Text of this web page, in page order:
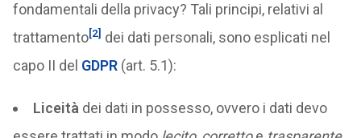
fondamentali della privacy? Tali principi, relativi al
trattamento[2] dei dati personali, sono esplicati nel
capo II del GDPR(art. 5.1):
Liceità dei dati in possesso, ovvero i dati devo